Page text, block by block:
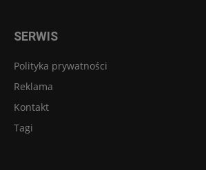
SERWIS
Polityka prywatności
Reklama
Kontakt
Tagi